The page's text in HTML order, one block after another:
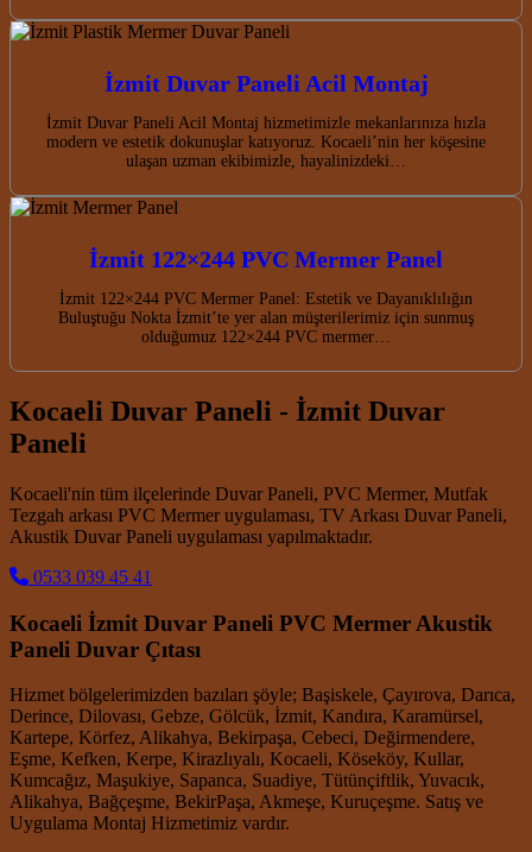
İzmit Duvar Paneli Acil Montaj
İzmit Duvar Paneli Acil Montaj hizmetimizle mekanlarınıza hızla
modern ve estetik dokunuşlar katıyoruz. Kocaeli’nin her köşesine
ulaşan uzman ekibimizle, hayalinizdeki…
İzmit 122×244 PVC Mermer Panel
İzmit 122×244 PVC Mermer Panel: Estetik ve Dayanıklılığın
Buluştuğu Nokta İzmit’te yer alan müşterilerimiz için sunmuş
olduğumuz 122×244 PVC mermer…
Kocaeli Duvar Paneli - İzmit Duvar
Paneli
Kocaeli'nin tüm ilçelerinde Duvar Paneli, PVC Mermer, Mutfak
Tezgah arkası PVC Mermer uygulaması, TV Arkası Duvar Paneli,
Akustik Duvar Paneli uygulaması yapılmaktadır.
0533 039 45 41
Kocaeli İzmit Duvar Paneli PVC Mermer Akustik
Paneli Duvar Çıtası
Hizmet bölgelerimizden bazıları şöyle; Başiskele, Çayırova, Darıca,
Derince, Dilovası, Gebze, Gölcük, İzmit, Kandıra, Karamürsel,
Kartepe, Körfez, Alikahya, Bekirpaşa, Cebeci, Değirmendere,
Eşme, Kefken, Kerpe, Kirazlıyalı, Kocaeli, Köseköy, Kullar,
Kumcağız, Maşukiye, Sapanca, Suadiye, Tütünçiftlik, Yuvacık,
Alikahya, Bağçeşme, BekirPaşa, Akmeşe, Kuruçeşme. Satış ve
Uygulama Montaj Hizmetimiz vardır.